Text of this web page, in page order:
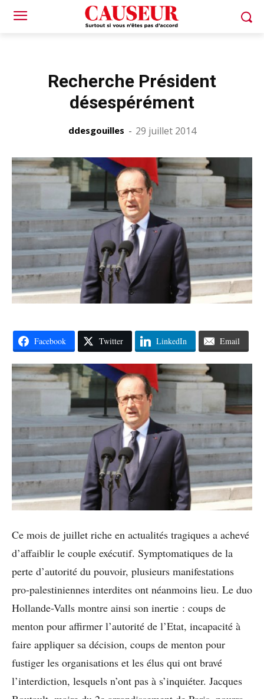
Recherche Président
désespérément
ddesgouilles - 29 juillet 2014
Facebook Twitter LinkedIn Email
Ce mois de juillet riche en actualités tragiques a achevé
d’affaiblir le couple exécutif. Symptomatiques de la
perte d’autorité du pouvoir, plusieurs manifestations
pro-palestiniennes interdites ont néanmoins lieu. Le duo
Hollande-Valls montre ainsi son inertie : coups de
menton pour affirmer l’autorité de l’Etat, incapacité à
faire appliquer sa décision, coups de menton pour
fustiger les organisations et les élus qui ont bravé
l’interdiction, lesquels n’ont pas à s’inquiéter. Jacques